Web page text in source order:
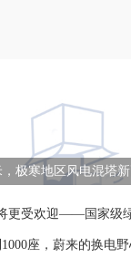
，极寒地区风电混塔新
座，蔚来的换电